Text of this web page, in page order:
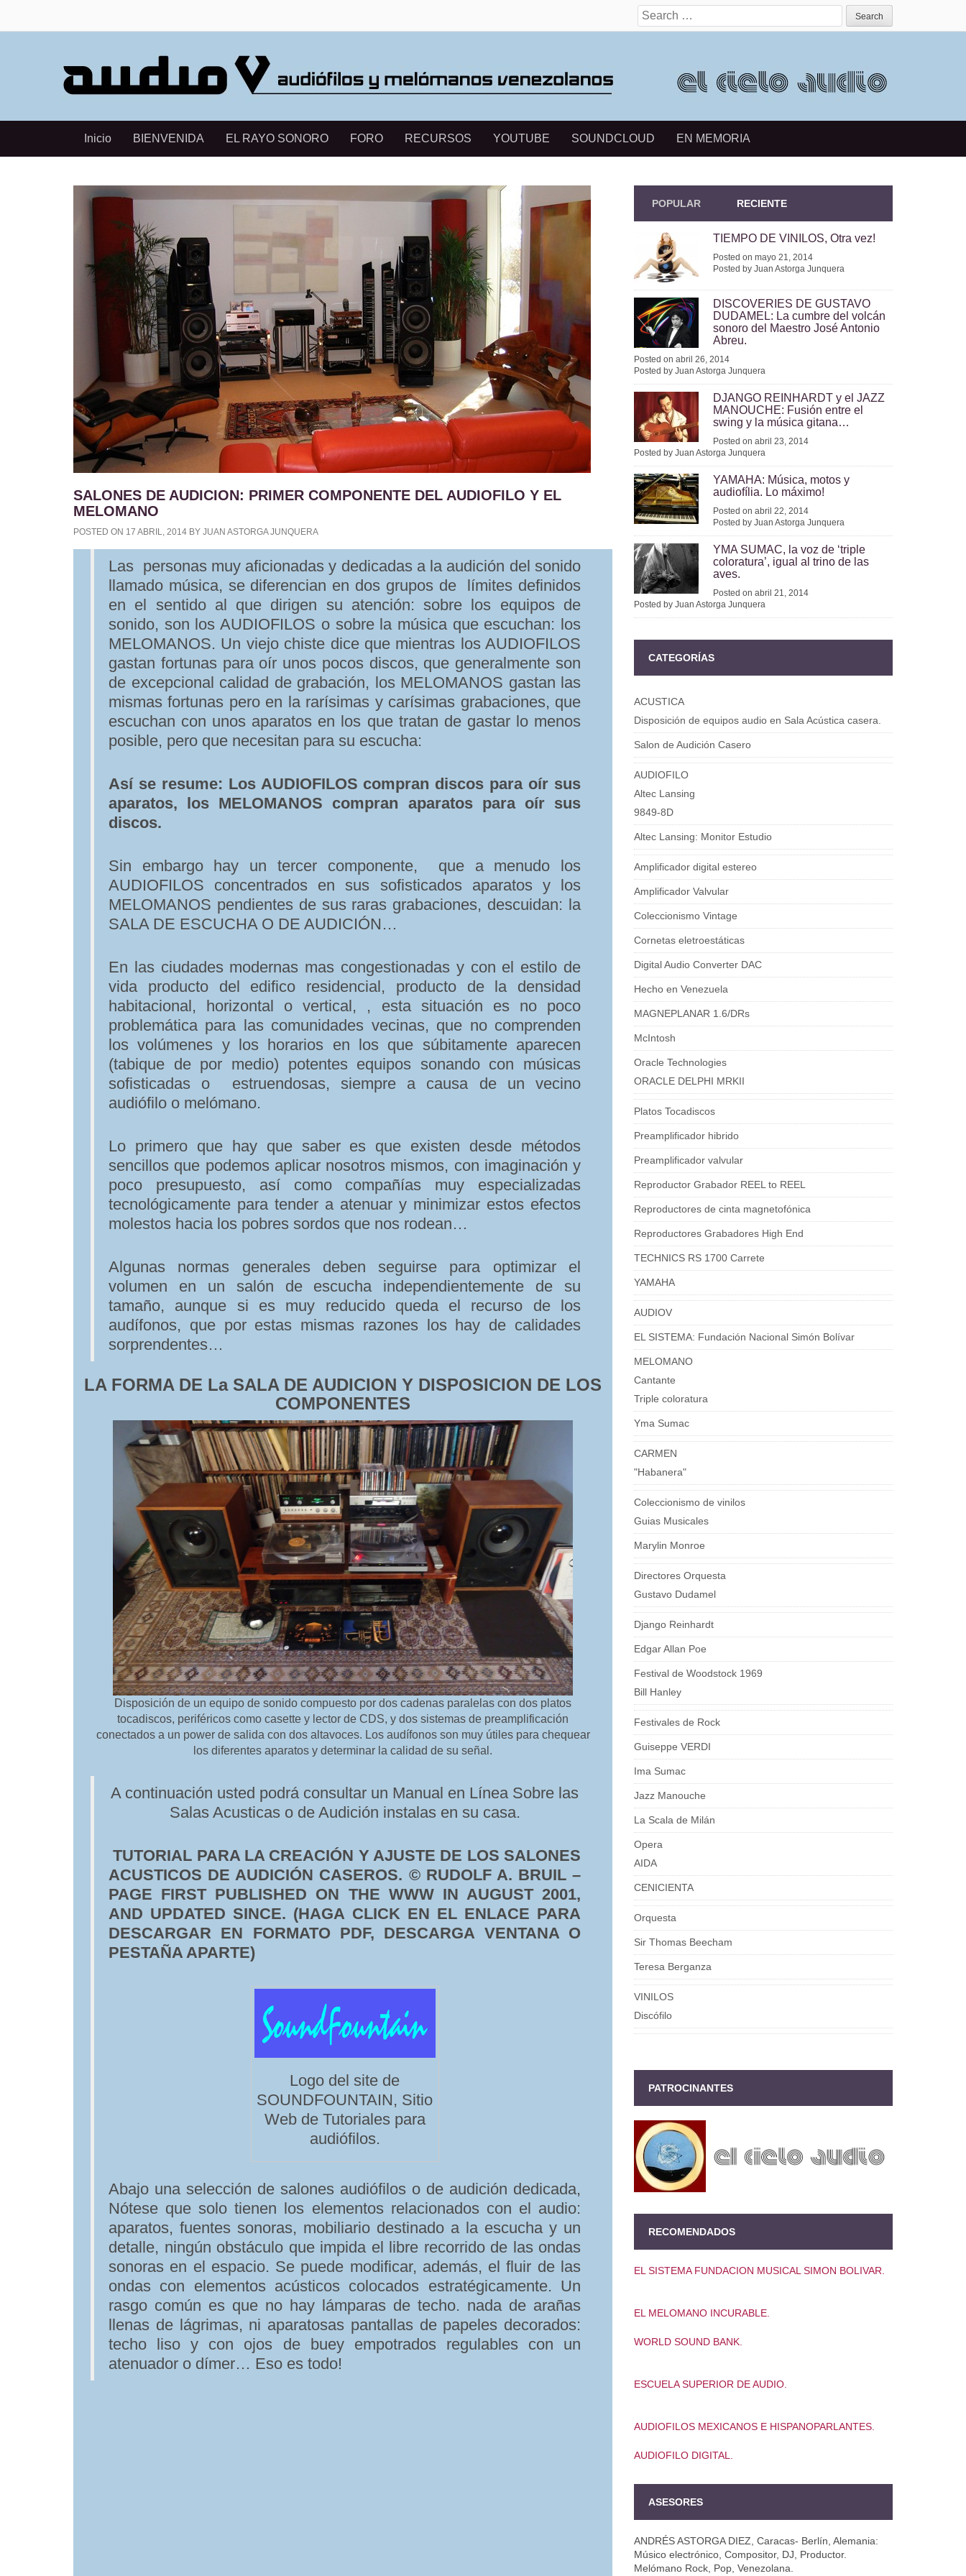
Search for:
Inicio BIENVENIDA EL RAYO SONORO FORO RECURSOS YOUTUBE SOUNDCLOUD EN MEMORIA
SALONES DE AUDICION: PRIMER COMPONENTE DEL AUDIOFILO Y EL
MELOMANO
POSTED ON 17 ABRIL, 2014 BY JUAN ASTORGA JUNQUERA
Las personas muy aficionadas y dedicadas a la audición del sonido
llamado música, se diferencian en dos grupos de límites definidos
en el sentido al que dirigen su atención: sobre los equipos de
sonido, son los AUDIOFILOS o sobre la música que escuchan: los
MELOMANOS. Un viejo chiste dice que mientras los AUDIOFILOS
gastan fortunas para oír unos pocos discos, que generalmente son
de excepcional calidad de grabación, los MELOMANOS gastan las
mismas fortunas pero en la rarísimas y carísimas grabaciones, que
escuchan con unos aparatos en los que tratan de gastar lo menos
posible, pero que necesitan para su escucha:
Así se resume: Los AUDIOFILOS compran discos para oír sus
aparatos, los MELOMANOS compran aparatos para oír sus
discos.
Sin embargo hay un tercer componente, que a menudo los
AUDIOFILOS concentrados en sus sofisticados aparatos y los
MELOMANOS pendientes de sus raras grabaciones, descuidan: la
SALA DE ESCUCHA O DE AUDICIÓN…
En las ciudades modernas mas congestionadas y con el estilo de
vida producto del edifico residencial, producto de la densidad
habitacional, horizontal o vertical, , esta situación es no poco
problemática para las comunidades vecinas, que no comprenden
los volúmenes y los horarios en los que súbitamente aparecen
(tabique de por medio) potentes equipos sonando con músicas
sofisticadas o estruendosas, siempre a causa de un vecino
audiófilo o melómano.
Lo primero que hay que saber es que existen desde métodos
sencillos que podemos aplicar nosotros mismos, con imaginación y
poco presupuesto, así como compañías muy especializadas
tecnológicamente para tender a atenuar y minimizar estos efectos
molestos hacia los pobres sordos que nos rodean…
Algunas normas generales deben seguirse para optimizar el
volumen en un salón de escucha independientemente de su
tamaño, aunque si es muy reducido queda el recurso de los
audífonos, que por estas mismas razones los hay de calidades
sorprendentes…
LA FORMA DE La SALA DE AUDICION Y DISPOSICION DE LOS
COMPONENTES
Disposición de un equipo de sonido compuesto por dos cadenas paralelas con dos platos
tocadiscos, periféricos como casette y lector de CDS, y dos sistemas de preamplificación
conectados a un power de salida con dos altavoces. Los audífonos son muy útiles para chequear
los diferentes aparatos y determinar la calidad de su señal.
A continuación usted podrá consultar un Manual en Línea Sobre las
Salas Acusticas o de Audición instalas en su casa.
TUTORIAL PARA LA CREACIÓN Y AJUSTE DE LOS SALONES
ACUSTICOS DE AUDICIÓN CASEROS. © RUDOLF A. BRUIL –
PAGE FIRST PUBLISHED ON THE WWW IN AUGUST 2001,
AND UPDATED SINCE. (HAGA CLICK EN EL ENLACE PARA
DESCARGAR EN FORMATO PDF, DESCARGA VENTANA O
PESTAÑA APARTE)
Logo del site de
SOUNDFOUNTAIN, Sitio
Web de Tutoriales para
audiófilos.
Abajo una selección de salones audiófilos o de audición dedicada,
Nótese que solo tienen los elementos relacionados con el audio:
aparatos, fuentes sonoras, mobiliario destinado a la escucha y un
detalle, ningún obstáculo que impida el libre recorrido de las ondas
sonoras en el espacio. Se puede modificar, además, el fluir de las
ondas con elementos acústicos colocados estratégicamente. Un
rasgo común es que no hay lámparas de techo. nada de arañas
llenas de lágrimas, ni aparatosas pantallas de papeles decorados:
techo liso y con ojos de buey empotrados regulables con un
atenuador o dímer… Eso es todo!
POPULAR RECIENTE
TIEMPO DE VINILOS, Otra vez!
Posted on mayo 21, 2014
Posted by Juan Astorga Junquera
DISCOVERIES DE GUSTAVO
DUDAMEL: La cumbre del volcán
sonoro del Maestro José Antonio
Abreu.
Posted on abril 26, 2014
Posted by Juan Astorga Junquera
DJANGO REINHARDT y el JAZZ
MANOUCHE: Fusión entre el
swing y la música gitana…
Posted on abril 23, 2014
Posted by Juan Astorga Junquera
YAMAHA: Música, motos y
audiofília. Lo máximo!
Posted on abril 22, 2014
Posted by Juan Astorga Junquera
YMA SUMAC, la voz de ‘triple
coloratura’, igual al trino de las
aves.
Posted on abril 21, 2014
Posted by Juan Astorga Junquera
CATEGORÍAS
ACUSTICA
Disposición de equipos audio en Sala Acústica casera.
Salon de Audición Casero
AUDIOFILO
Altec Lansing
9849-8D
Altec Lansing: Monitor Estudio
Amplificador digital estereo
Amplificador Valvular
Coleccionismo Vintage
Cornetas eletroestáticas
Digital Audio Converter DAC
Hecho en Venezuela
MAGNEPLANAR 1.6/DRs
McIntosh
Oracle Technologies
ORACLE DELPHI MRKII
Platos Tocadiscos
Preamplificador hibrido
Preamplificador valvular
Reproductor Grabador REEL to REEL
Reproductores de cinta magnetofónica
Reproductores Grabadores High End
TECHNICS RS 1700 Carrete
YAMAHA
AUDIOV
EL SISTEMA: Fundación Nacional Simón Bolívar
MELOMANO
Cantante
Triple coloratura
Yma Sumac
CARMEN
"Habanera"
Coleccionismo de vinilos
Guias Musicales
Marylin Monroe
Directores Orquesta
Gustavo Dudamel
Django Reinhardt
Edgar Allan Poe
Festival de Woodstock 1969
Bill Hanley
Festivales de Rock
Guiseppe VERDI
Ima Sumac
Jazz Manouche
La Scala de Milán
Opera
AIDA
CENICIENTA
Orquesta
Sir Thomas Beecham
Teresa Berganza
VINILOS
Discófilo
PATROCINANTES
RECOMENDADOS
EL SISTEMA FUNDACION MUSICAL SIMON BOLIVAR.
EL MELOMANO INCURABLE.
WORLD SOUND BANK.
ESCUELA SUPERIOR DE AUDIO.
AUDIOFILOS MEXICANOS E HISPANOPARLANTES.
AUDIOFILO DIGITAL.
ASESORES
ANDRÉS ASTORGA DIEZ, Caracas- Berlín, Alemania:
Músico electrónico, Compositor, DJ, Productor.
Melómano Rock, Pop, Venezolana.